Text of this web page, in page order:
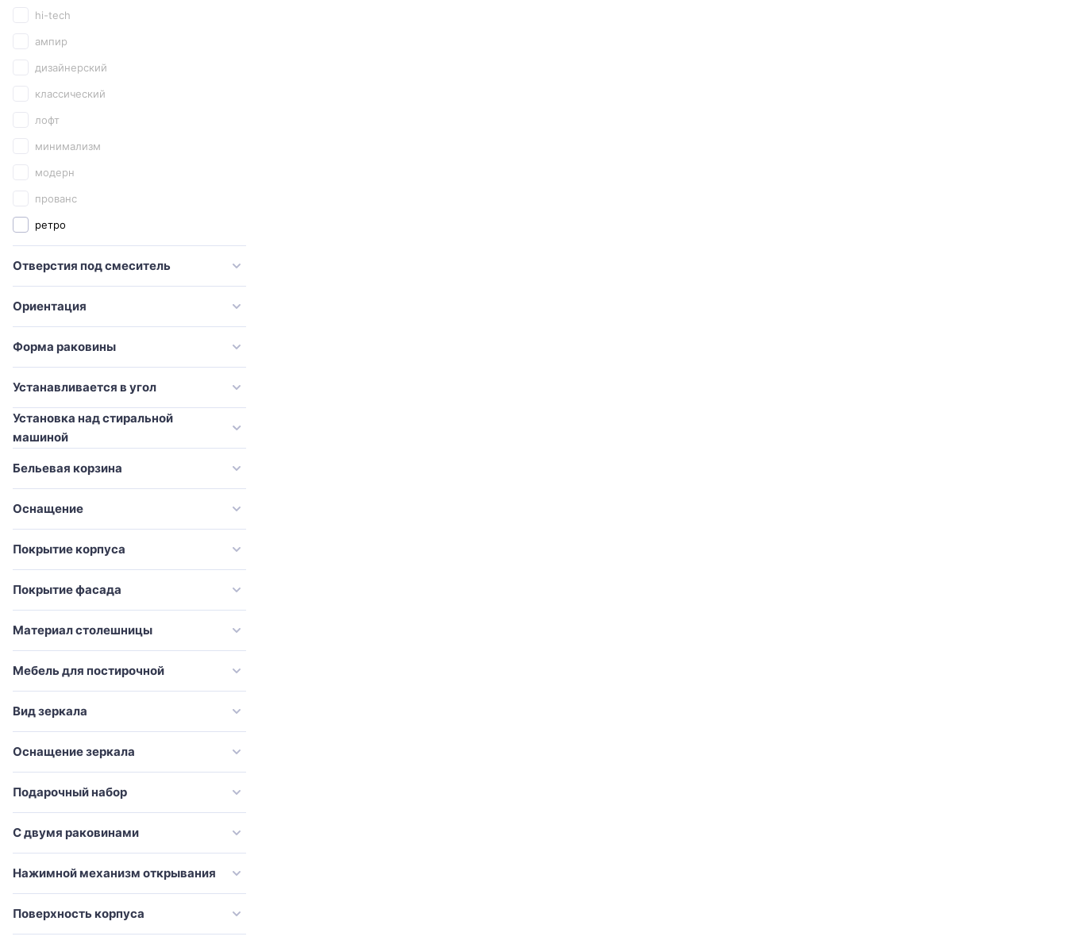
Orans
Pelipal
River
Sancos
Sanvit
Simas
Stella Polar
STWORKI
Style Line
Velvex
VitrA
Эстет
hi-tech
ампир
дизайнерский
классический
лофт
минимализм
модерн
прованс
ретро
традиционный
Отверстия под смеситель
Ориентация
Форма раковины
Устанавливается в угол
Установка над стиральной
машиной
Бельевая корзина
Оснащение
Покрытие корпуса
Покрытие фасада
Материал столешницы
Мебель для постирочной
Вид зеркала
Оснащение зеркала
Подарочный набор
С двумя раковинами
Нажимной механизм открывания
Поверхность корпуса